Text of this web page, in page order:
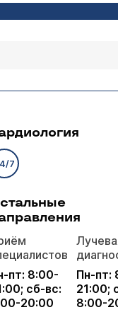
на
стома.
со слизью.
том, что
положение. С
прямой кишки,
7
пт: 8:00-
сб-вс:
20:00
Пн-пт:
21:00;
8:00-